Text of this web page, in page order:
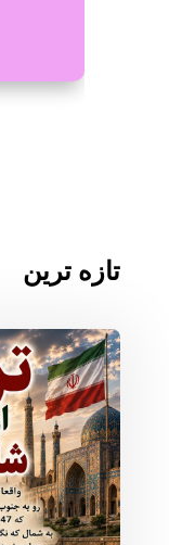
تازه ترین